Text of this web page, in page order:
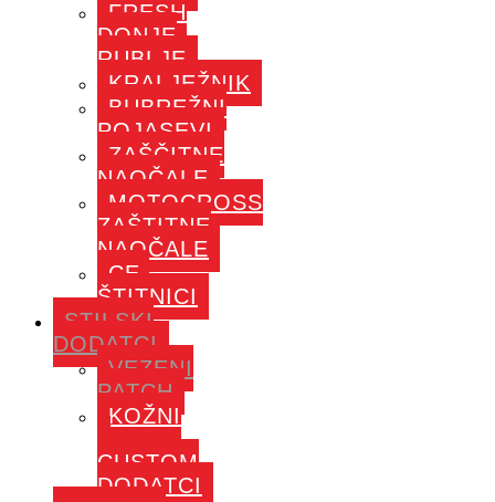
FRESH
DONJE
RUBLJE
KRALJEŽNIK
BUBREŽNI
POJASEVI
ZAŠČITNE
NAOČALE
MOTOCROSS
ZAŠTITNE
NAOČALE
CE-
ŠTITNICI
STILSKI
DODATCI
VEZENI
PATCH
KOŽNI
CUSTOM
DODATCI